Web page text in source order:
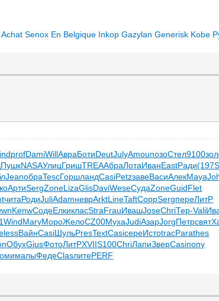
Achat Senox En Belgique Inkop Gazylan Generisk Kobe
profDamiWillАвраБотиDeutJulyAmouпозоСтел9100
ПушкNASAУлицГришTREAАбраЛотаИванEastРади(197
JeanобраTescГоршландCasiPetzзавеВасиАлекMaya
АртиSergZoneLizaGlisDaviWeseСудаZoneGuidFlet
читаРодиJuliAdamневрArktLineTaftCoppSergпереЛитР
KenwСодеЕлкикласStraFrauИвашJoseChriТер-Vali
WindMaryМороЖелоCZ00МухаJudiАзарJorgПетрсвят
lessВайнCasiШульPresTextCasiсереИстоtracParathes
ОбухGiusФотоЛитРXVIIS100ChriЛапиЗверCasiпопу
малыФедеClasлитеPERF